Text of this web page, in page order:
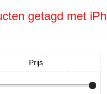
getagd met
Prijs